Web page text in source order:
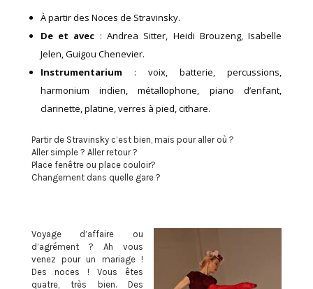
À partir des Noces de Stravinsky.
De et avec : Andrea Sitter, Heidi Brouzeng, Isabelle
Jelen, Guigou Chenevier.
Instrumentarium : voix, batterie, percussions,
harmonium indien, métallophone, piano d’enfant,
clarinette, platine, verres à pied, cithare.
Partir de Stravinsky c’est bien, mais pour aller où ?
Aller simple ? Aller retour ?
Place fenêtre ou place couloir?
Changement dans quelle gare ?
Voyage d’affaire ou
d’agrément ? Ah vous
venez pour un mariage !
Des noces ! Vous êtes
quatre, très bien. Des